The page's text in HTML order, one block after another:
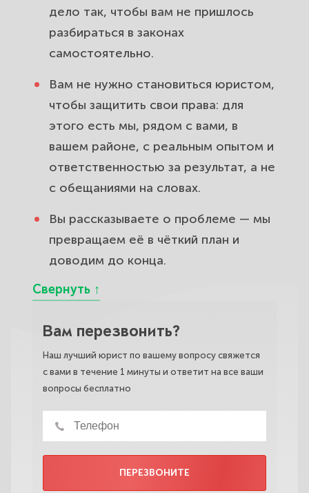
дело так, чтобы вам не пришлось
разбираться в законах
самостоятельно.
Вам не нужно становиться юристом,
чтобы защитить свои права: для
этого есть мы, рядом с вами, в
вашем районе, с реальным опытом и
ответственностью за результат, а не
с обещаниями на словах.
Вы рассказываете о проблеме — мы
превращаем её в чёткий план и
доводим до конца.
Вам перезвонить?
Наш лучший юрист по вашему вопросу свяжется
с вами в течение 1 минуты и ответит на все ваши
вопросы бесплатно
ПЕРЕЗВОНИТЕ